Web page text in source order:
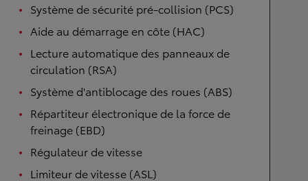
Système de sécurité pré-collision (PCS)
Aide au démarrage en côte (HAC)
Lecture automatique des panneaux de
circulation (RSA)
Système d'antiblocage des roues (ABS)
Répartiteur électronique de la force de
freinage (EBD)
Régulateur de vitesse
Limiteur de vitesse (ASL)